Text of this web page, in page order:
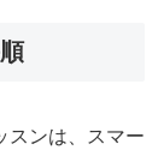
スンは、スマー